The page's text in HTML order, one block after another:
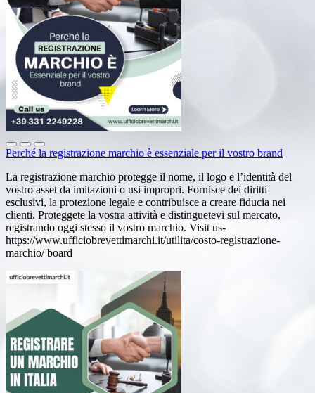
Perché la registrazione marchio è essenziale per il vostro brand
La registrazione marchio protegge il nome, il logo e l’identità del
vostro asset da imitazioni o usi impropri. Fornisce dei diritti
esclusivi, la protezione legale e contribuisce a creare fiducia nei
clienti. Proteggete la vostra attività e distinguetevi sul mercato,
registrando oggi stesso il vostro marchio. Visit us-
https://www.ufficiobrevettimarchi.it/utilita/costo-registrazione-
marchio/ board